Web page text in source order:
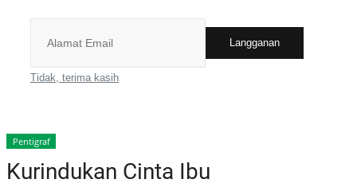
Semua
Cerpen
Semua
Cerita Anak
Langganan
Tidak, terima kasih
Pentigraf
Kurindukan Cinta Ibu